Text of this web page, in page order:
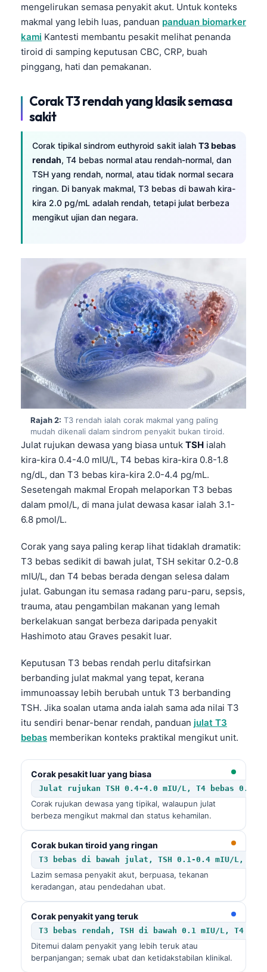
mengelirukan semasa penyakit akut. Untuk konteks
makmal yang lebih luas, panduan panduan biomarker
kami Kantesti membantu pesakit melihat penanda
tiroid di samping keputusan CBC, CRP, buah
pinggang, hati dan pemakanan.
Corak T3 rendah yang klasik semasa
sakit
Corak tipikal sindrom euthyroid sakit ialah T3 bebas
rendah, T4 bebas normal atau rendah-normal, dan
TSH yang rendah, normal, atau tidak normal secara
ringan. Di banyak makmal, T3 bebas di bawah kira-
kira 2.0 pg/mL adalah rendah, tetapi julat berbeza
mengikut ujian dan negara.
Rajah 2: T3 rendah ialah corak makmal yang paling
mudah dikenali dalam sindrom penyakit bukan tiroid.
Julat rujukan dewasa yang biasa untuk TSH ialah
kira-kira 0.4-4.0 mIU/L, T4 bebas kira-kira 0.8-1.8
ng/dL, dan T3 bebas kira-kira 2.0-4.4 pg/mL.
Sesetengah makmal Eropah melaporkan T3 bebas
dalam pmol/L, di mana julat dewasa kasar ialah 3.1-
6.8 pmol/L.
Corak yang saya paling kerap lihat tidaklah dramatik:
T3 bebas sedikit di bawah julat, TSH sekitar 0.2-0.8
mIU/L, dan T4 bebas berada dengan selesa dalam
julat. Gabungan itu semasa radang paru-paru, sepsis,
trauma, atau pengambilan makanan yang lemah
berkelakuan sangat berbeza daripada penyakit
Hashimoto atau Graves pesakit luar.
Keputusan T3 bebas rendah perlu ditafsirkan
berbanding julat makmal yang tepat, kerana
immunoassay lebih berubah untuk T3 berbanding
TSH. Jika soalan utama anda ialah sama ada nilai T3
itu sendiri benar-benar rendah, panduan julat T3
bebas memberikan konteks praktikal mengikut unit.
Corak pesakit luar yang biasa
Julat rujukan TSH 0.4-4.0 mIU/L, T4 bebas 0.8-
Corak rujukan dewasa yang tipikal, walaupun julat
berbeza mengikut makmal dan status kehamilan.
Corak bukan tiroid yang ringan
T3 bebas di bawah julat, TSH 0.1-0.4 mIU/L, T4
Lazim semasa penyakit akut, berpuasa, tekanan
keradangan, atau pendedahan ubat.
Corak penyakit yang teruk
T3 bebas rendah, TSH di bawah 0.1 mIU/L, T4
Ditemui dalam penyakit yang lebih teruk atau
berpanjangan; semak ubat dan ketidakstabilan klinikal.